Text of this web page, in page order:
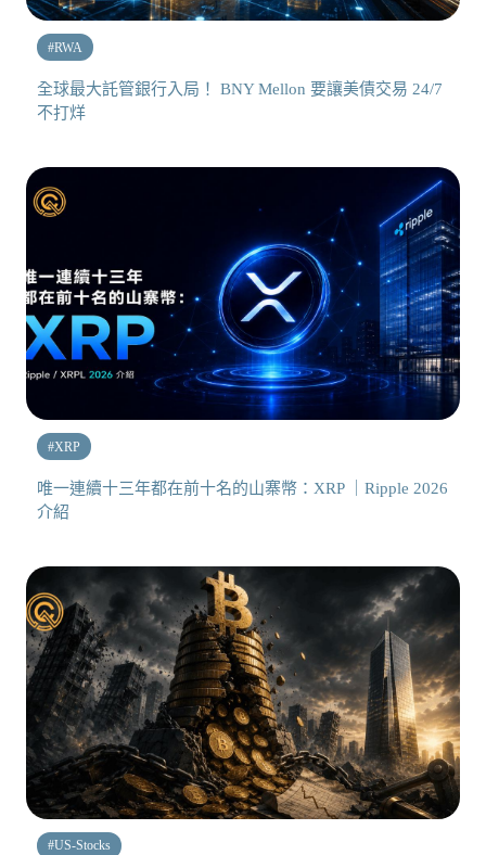
#RWA
全球最大託管銀行入局！ BNY Mellon 要讓美債交易 24/7
不打烊
#XRP
唯一連續十三年都在前十名的山寨幣：XRP ｜Ripple 2026
介紹
#US-Stocks